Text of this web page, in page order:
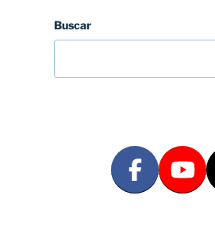
Buscar